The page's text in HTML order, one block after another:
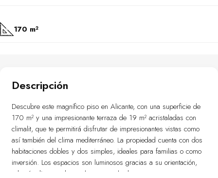
170 m²
Descripción
Descubre este magnífico piso en Alicante, con una superficie de
170 m² y una impresionante terraza de 19 m² acristaladas con
climalit, que te permitirá disfrutar de impresionantes vistas como
así también del clima mediterráneo. La propiedad cuenta con dos
habitaciones dobles y dos simples, ideales para familias o como
inversión. Los espacios son luminosos gracias a su orientación,
además dispone de un elegante suelo de parquet que aporta